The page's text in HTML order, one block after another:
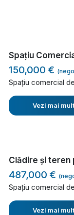
Spațiu
150,000 €
Spațiu comercial
Vezi mai
Clădire și teren
487,000 €
Spațiu comercial
Vezi mai